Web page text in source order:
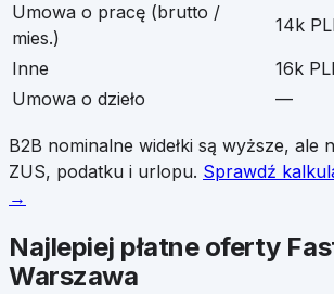
Umowa o pracę (brutto /
mies.)
14k
Inne
16k
Umowa o dzieło
—
B2B nominalne widełki są wyższe, ale
ZUS, podatku i urlopu. Sprawdź
→
Najlepiej płatne oferty
Warszawa